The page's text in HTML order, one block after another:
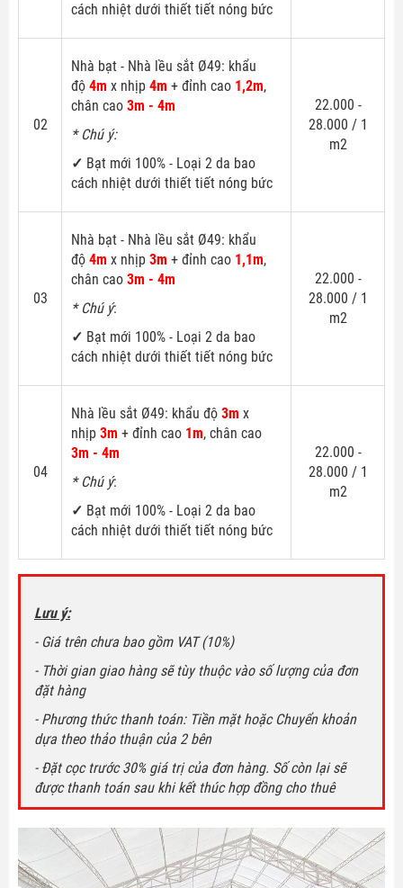
cách nhiệt dưới thiết tiết nóng bức
02
Nhà bạt - Nhà lều sắt Ø49: khẩu
độ 4m x nhịp 4m + đỉnh cao 1,2m,
chân cao 3m - 4m
* Chú ý:
✓ Bạt mới 100% - Loại 2 da bao
cách nhiệt dưới thiết tiết nóng bức
22.000 -
28.000 / 1
m2
03
Nhà bạt - Nhà lều sắt Ø49: khẩu
độ 4m x nhịp 3m + đỉnh cao 1,1m,
chân cao 3m - 4m
* Chú ý:
✓ Bạt mới 100% - Loại 2 da bao
cách nhiệt dưới thiết tiết nóng bức
22.000 -
28.000 / 1
m2
04
Nhà lều sắt Ø49: khẩu độ 3m x
nhịp 3m + đỉnh cao 1m, chân cao
3m - 4m
* Chú ý:
✓ Bạt mới 100% - Loại 2 da bao
cách nhiệt dưới thiết tiết nóng bức
22.000 -
28.000 / 1
m2
Lưu ý:
- Giá trên chưa bao gồm VAT (10%)
- Thời gian giao hàng sẽ tùy thuộc vào số lượng của đơn
đặt hàng
- Phương thức thanh toán: Tiền mặt hoặc Chuyển khoản
dựa theo thảo thuận của 2 bên
- Đặt cọc trước 30% giá trị của đơn hàng. Số còn lại sẽ
được thanh toán sau khi kết thúc hợp đồng cho thuê